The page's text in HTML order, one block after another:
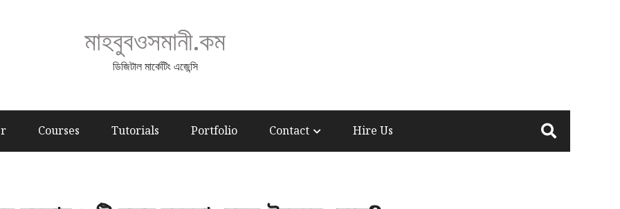
মাহবুবওসমানী.কম
ডিজিটাল মার্কেটিং এজেন্সি
Courses Tutorials Portfolio Contact Hire Us